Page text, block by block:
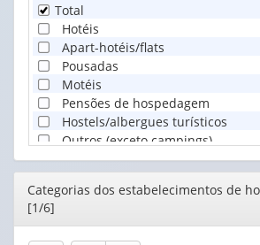
Total
Hotéis
Apart-hotéis/flats
Pousadas
Motéis
Pensões de hospedagem
Hostels/albergues turísticos
Outros (exceto campings)
Editor
Categorias dos estabelecimentos de
[1/6]